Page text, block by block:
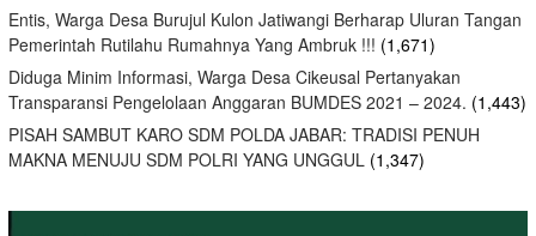
Entis, Warga Desa Burujul Kulon Jatiwangi Berharap Uluran Tangan
Pemerintah Rutilahu Rumahnya Yang Ambruk !!! (1,671)
Diduga Minim Informasi, Warga Desa Cikeusal Pertanyakan
Transparansi Pengelolaan Anggaran BUMDES 2021 – 2024. (1,443)
PISAH SAMBUT KARO SDM POLDA JABAR: TRADISI PENUH
MAKNA MENUJU SDM POLRI YANG UNGGUL (1,347)